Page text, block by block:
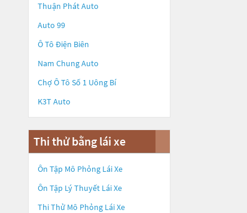
Thuận Phát Auto
Auto 99
Ô Tô Điện Biên
Nam Chung Auto
Chợ Ô Tô Số 1 Uông Bí
K3T Auto
Thi thử bằng lái xe
Ôn Tập Mô Phỏng Lái Xe
Ôn Tập Lý Thuyết Lái Xe
Thi Thử Mô Phỏng Lái Xe